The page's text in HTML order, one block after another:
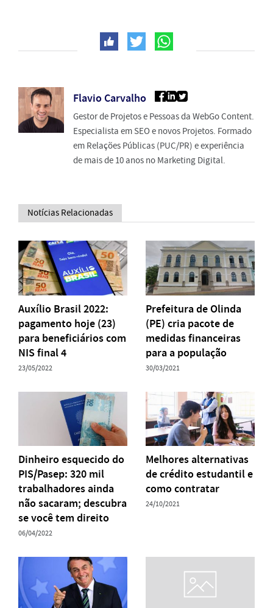
Flavio Carvalho
Gestor de Projetos e Pessoas da WebGo Content.
Especialista em SEO e novos Projetos. Formado
em Relações Públicas (PUC/PR) e experiência
de mais de 10 anos no Marketing Digital.
Notícias Relacionadas
Auxílio Brasil 2022:
pagamento hoje (23)
para beneficiários com
NIS final 4
23/05/2022
Prefeitura de Olinda
(PE) cria pacote de
medidas financeiras
para a população
30/03/2021
Dinheiro esquecido do
PIS/Pasep: 320 mil
trabalhadores ainda
não sacaram; descubra
se você tem direito
06/04/2022
Melhores alternativas
de crédito estudantil e
como contratar
24/10/2021